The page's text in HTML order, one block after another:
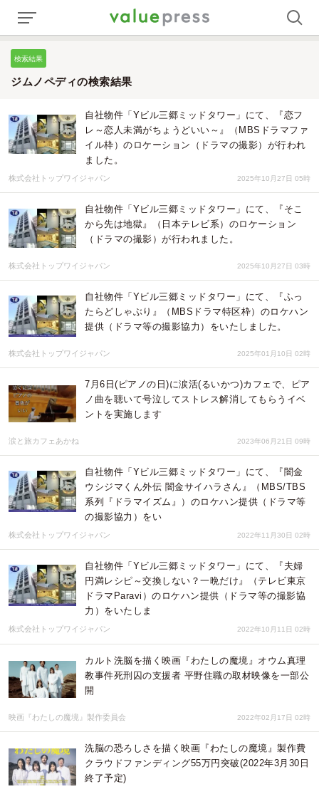
検索結果
ジムノペディの検索結果
自社物件「Yビル三郷ミッドタワー」にて、『恋フ
レ～恋人未満がちょうどいい～』（MBSドラマファ
イル枠）のロケーション（ドラマの撮影）が行われ
ました。
株式会社トップワイジャパン 2025年10月27日 05時
自社物件「Yビル三郷ミッドタワー」にて、『そこ
から先は地獄』（日本テレビ系）のロケーション
（ドラマの撮影）が行われました。
株式会社トップワイジャパン 2025年10月27日 03時
自社物件「Yビル三郷ミッドタワー」にて、『ふっ
たらどしゃぶり』（MBSドラマ特区枠）のロケハン
提供（ドラマ等の撮影協力）をいたしました。
株式会社トップワイジャパン 2025年01月10日 02時
7月6日(ピアノの日)に涙活(るいかつ)カフェで、ピア
ノ曲を聴いて号泣してストレス解消してもらうイベ
ントを実施します
涙と旅カフェあかね 2023年06月21日 09時
自社物件「Yビル三郷ミッドタワー」にて、『闇金
ウシジマくん外伝 闇金サイハラさん』（MBS/TBS
系列『ドラマイズム』）のロケハン提供（ドラマ等
の撮影協力）をい
株式会社トップワイジャパン 2022年11月30日 02時
自社物件「Yビル三郷ミッドタワー」にて、『夫婦
円満レシピ～交換しない？一晩だけ』（テレビ東京
ドラマParavi）のロケハン提供（ドラマ等の撮影協
力）をいたしま
株式会社トップワイジャパン 2022年10月11日 02時
カルト洗脳を描く映画『わたしの魔境』オウム真理
教事件死刑囚の支援者 平野住職の取材映像を一部公
開
映画『わたしの魔境』製作委員会 2022年02月17日 02時
洗脳の恐ろしさを描く映画『わたしの魔境』製作費
クラウドファンディング55万円突破(2022年3月30日
終了予定)